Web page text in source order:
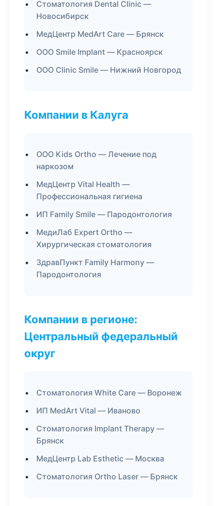
Стоматология Dental Clinic —
Новосибирск
МедЦентр MedArt Care — Брянск
ООО Smile Implant — Красноярск
ООО Clinic Smile — Нижний Новгород
Компании в Калуга
ООО Kids Ortho — Лечение под
наркозом
МедЦентр Vital Health —
Профессиональная гигиена
ИП Family Smile — Пародонтология
МедиЛаб Expert Ortho —
Хирургическая стоматология
ЗдравПункт Family Harmony —
Пародонтология
Компании в регионе:
Центральный федеральный
округ
Стоматология White Care — Воронеж
ИП MedArt Vital — Иваново
Стоматология Implant Therapy —
Брянск
МедЦентр Lab Esthetic — Москва
Стоматология Ortho Laser — Брянск